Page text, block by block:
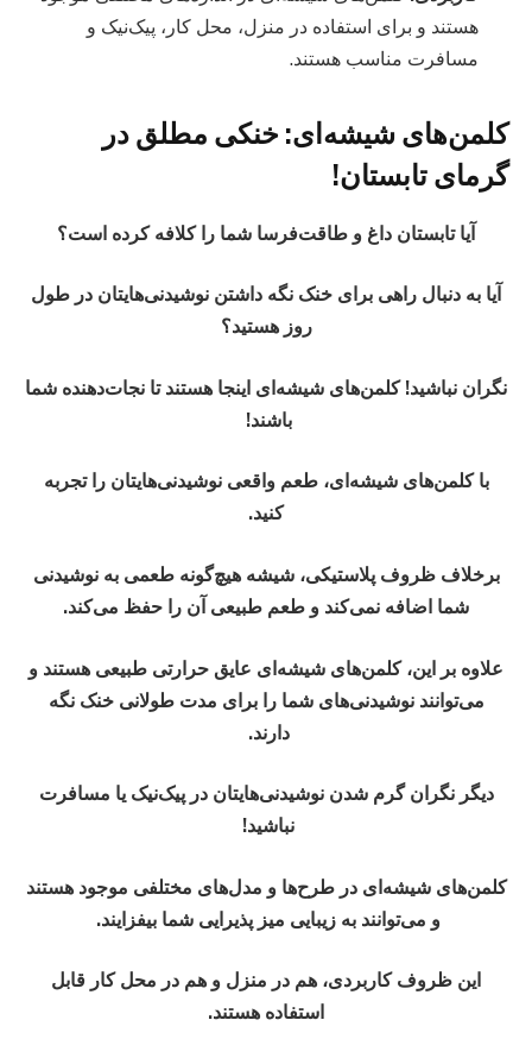
هستند و برای استفاده در منزل، محل کار، پیک‌نیک و
مسافرت مناسب هستند.
کلمن‌های شیشه‌ای: خنکی مطلق در
گرمای تابستان!
آیا تابستان داغ و طاقت‌فرسا شما را کلافه کرده است؟
آیا به دنبال راهی برای خنک نگه داشتن نوشیدنی‌هایتان در طول
روز هستید؟
نگران نباشید! کلمن‌های شیشه‌ای اینجا هستند تا نجات‌دهنده شما
باشند!
با کلمن‌های شیشه‌ای، طعم واقعی نوشیدنی‌هایتان را تجربه
کنید.
برخلاف ظروف پلاستیکی، شیشه هیچ‌گونه طعمی به نوشیدنی
شما اضافه نمی‌کند و طعم طبیعی آن را حفظ می‌کند.
علاوه بر این، کلمن‌های شیشه‌ای عایق حرارتی طبیعی هستند و
می‌توانند نوشیدنی‌های شما را برای مدت طولانی خنک نگه
دارند.
دیگر نگران گرم شدن نوشیدنی‌هایتان در پیک‌نیک یا مسافرت
نباشید!
کلمن‌های شیشه‌ای در طرح‌ها و مدل‌های مختلفی موجود هستند
و می‌توانند به زیبایی میز پذیرایی شما بیفزایند.
این ظروف کاربردی، هم در منزل و هم در محل کار قابل
استفاده هستند.